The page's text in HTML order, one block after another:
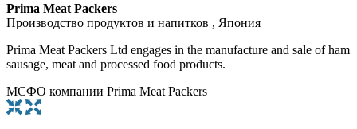
Prima Meat Packers
Производство продуктов и напитков , Япония
Prima Meat Packers Ltd engages in the manufacture and sale of ham
sausage, meat and processed food products.
МСФО компании Prima Meat Packers